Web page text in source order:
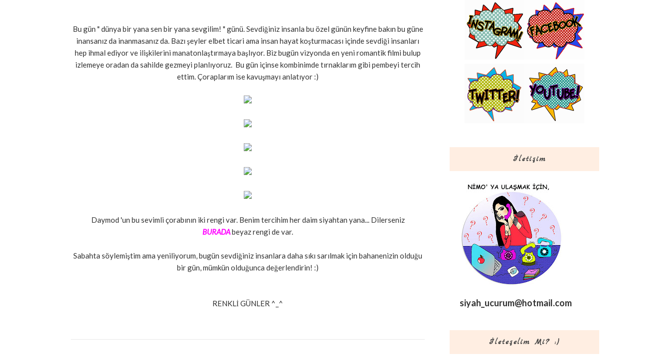
Bu gün " dünya bir yana sen bir yana sevgilim! " günü. Sevdiğiniz insanla bu özel günün keyfine bakın bu güne
inansanız da inanmasanız da. Bazı şeyler elbet ticari ama insan hayat koşturmacası içinde sevdiği insanları
hep ihmal ediyor ve ilişkilerini manatonlaştırmaya başlıyor. Biz bugün vizyonda en yeni romantik filmi bulup
izlemeye oradan da sahilde gezmeyi planlıyoruz. Bu gün içinse kombinimde tırnaklarım gibi pembeyi tercih
ettim. Çoraplarım ise kavuşmayı anlatıyor :)
Daymod 'un bu sevimli çorabının iki rengi var. Benim tercihim her daim siyahtan yana... Dilerseniz
BURADAbeyaz rengi de var.
Sabahta söylemiştim ama yeniliyorum, bugün sevdiğiniz insanlara daha sıkı sarılmak için bahanenizin olduğu
bir gün, mümkün olduğunca değerlendirin! :)
RENKLİ GÜNLER ^_^
İletişim
siyah_ucurum@hotmail.com
İleteşelim Mi? :)